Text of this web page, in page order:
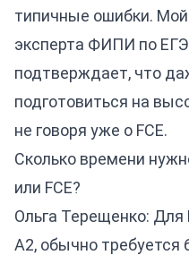
типичные ошибки.
эксперта ФИПИ по
подтверждает, что
подготовиться на
не говоря уже о FCE.
Сколько времени
или FCE?
Ольга Терещенко: Для
А2, обычно требуется